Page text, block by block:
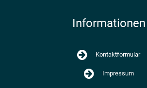
Informationen
Kontaktformular
Impressum